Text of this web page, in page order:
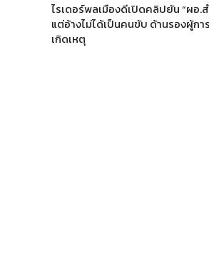
ไรเดอร์พลเมืองดีเปิดคลิปยัน “ผอ.
แต่อ้างไม่ได้เป็นคนขับ ด้านรองผู้ก
เกิดเหตุ